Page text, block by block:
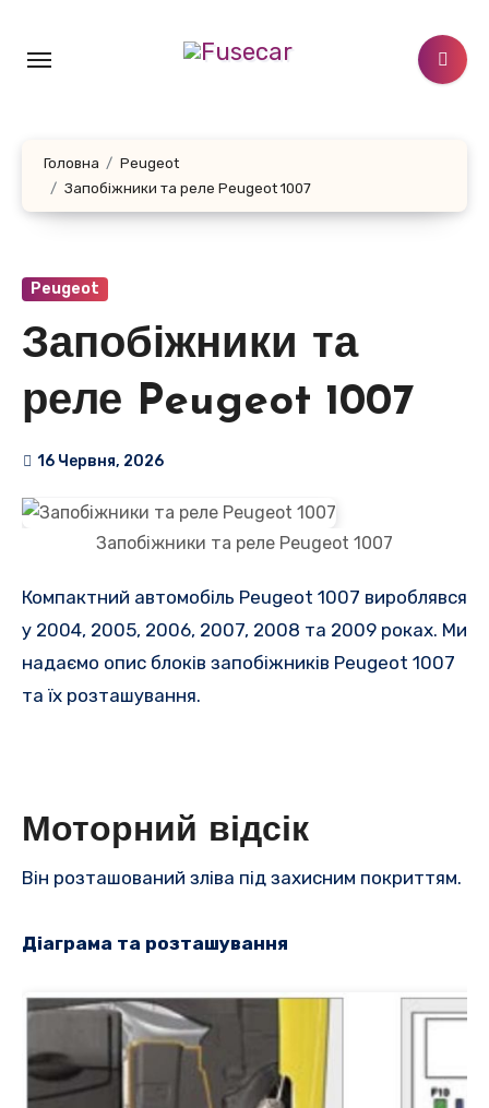
контенту
Головна
Peugeot
Запобіжники та реле Peugeot 1007
Peugeot
Запобіжники та
реле Peugeot 1007
16 Червня, 2026
Запобіжники та реле Peugeot 1007
Компактний автомобіль Peugeot 1007 вироблявся
у 2004, 2005, 2006, 2007, 2008 та 2009 роках. Ми
надаємо опис блоків запобіжників Peugeot 1007
та їх розташування.
Моторний відсік
Він розташований зліва під захисним покриттям.
Діаграма та розташування